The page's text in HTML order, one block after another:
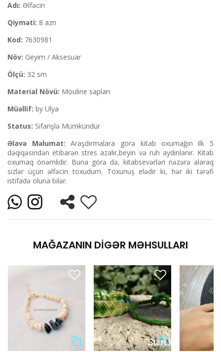
Adı: Əlfəcin
Qiyməti: 8 azn
Kod: 7630981
Növ: Geyim / Aksesuar
Ölçü: 32 sm
Material Növü: Mouline sapları
Müəllif: by Ulya
Status: Sifarişlə Mümkündür
Əlavə Məlumat: Araşdırmalara görə kitab oxumağın ilk 5
dəqiqəsindən etibarən stres azalır,beyin və ruh aydınlanır. Kitab
oxumaq önəmlidir. Buna görə də, kitabsevərləri nəzərə alaraq
sizlər üçün əlfəcin toxudum. Toxunuş elədir ki, hər iki tərəfi
istifadə oluna bilər.
MAĞAZANIN DIGƏR MƏHSULLARI